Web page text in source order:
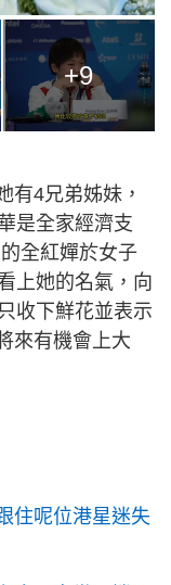
+9
有4兄弟姊妹，
是全家經濟支
全紅嬋於女子
上她的名氣，向
收下鮮花並表示
來有機會上大
住呢位港星迷失